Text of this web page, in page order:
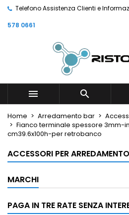
Telefono Assistenza Clienti e
578 0661
 
Home Arredamento bar
Fianco terminale spessore 3mm-
cm39.6x100h-per retrobanco
ACCESSORI PER
MARCHI
PAGA IN TRE RATE SENZA